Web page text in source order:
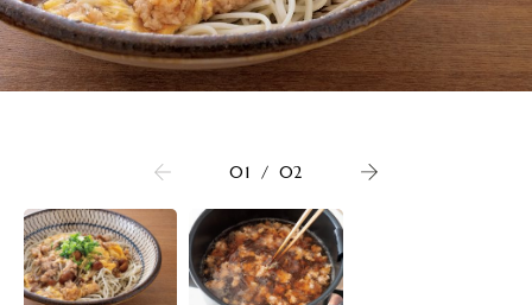
01 / 02